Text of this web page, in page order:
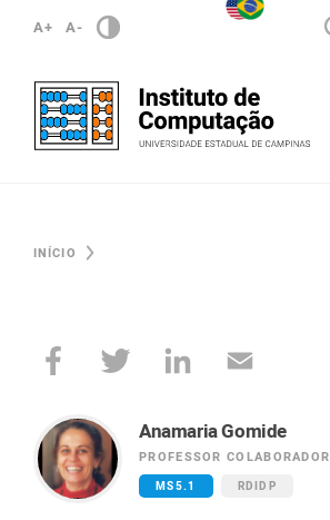
A+ A-
INÍCIO
Anamaria Gomide
PROFESSOR COLABORADOR
MS5.1 RDIDP